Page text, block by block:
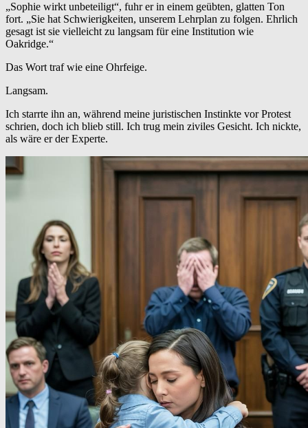
„Sophie wirkt unbeteiligt“, fuhr er in einem geübten, glatten Ton
fort. „Sie hat Schwierigkeiten, unserem Lehrplan zu folgen. Ehrlich
gesagt ist sie vielleicht zu langsam für eine Institution wie
Oakridge.“
Das Wort traf wie eine Ohrfeige.
Langsam.
Ich starrte ihn an, während meine juristischen Instinkte vor Protest
schrien, doch ich blieb still. Ich trug mein ziviles Gesicht. Ich nickte,
als wäre er der Experte.